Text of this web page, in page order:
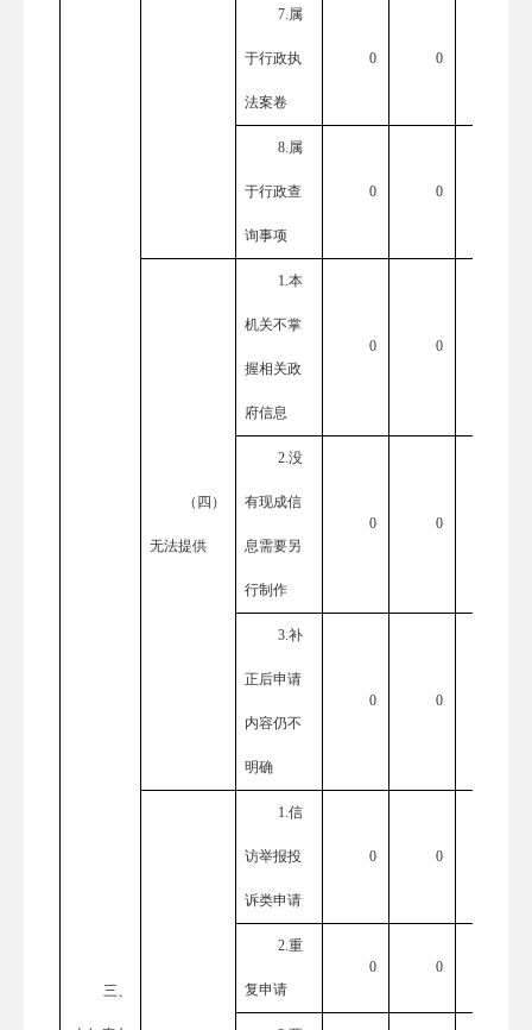
三、
7.属
于行政执
法案卷
0 0
8.属
于行政查
询事项
0 0
（四）
无法提供
1.本
机关不掌
握相关政
府信息
0 0
2.没
有现成信
息需要另
行制作
0 0
3.补
正后申请
内容仍不
明确
0 0
1.信
访举报投
诉类申请
0 0
2.重
复申请
0 0